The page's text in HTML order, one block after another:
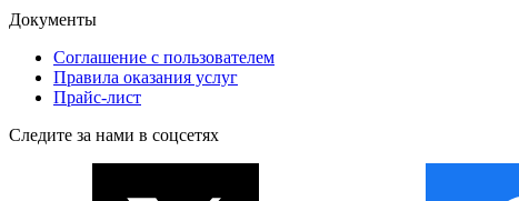
Документы
Соглашение с пользователем
Правила оказания услуг
Прайс-лист
Следите за нами в соцсетях